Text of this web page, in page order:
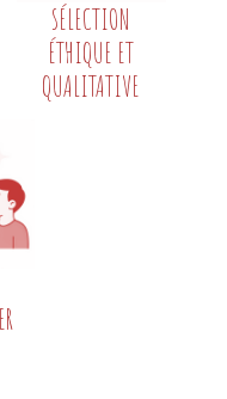
SÉLECTION
ÉTHIQUE ET
QUALITATIVE